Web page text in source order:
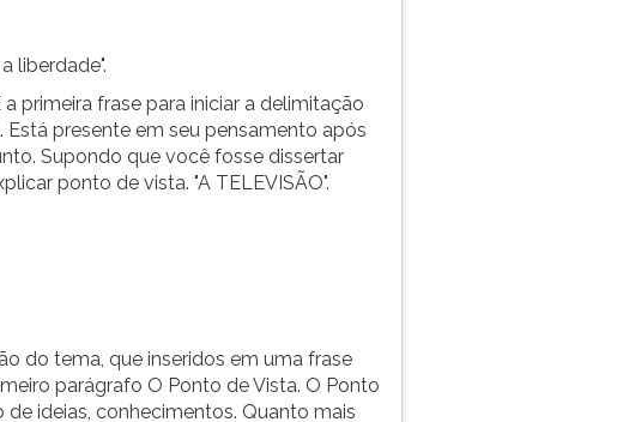
liberdade".
primeira frase para iniciar a delimitação
presente em seu pensamento após
Supondo que você fosse dissertar
ponto de vista. "A TELEVISÃO".
do tema, que inseridos em uma frase
parágrafo O Ponto de Vista. O Ponto
ideias, conhecimentos. Quanto mais